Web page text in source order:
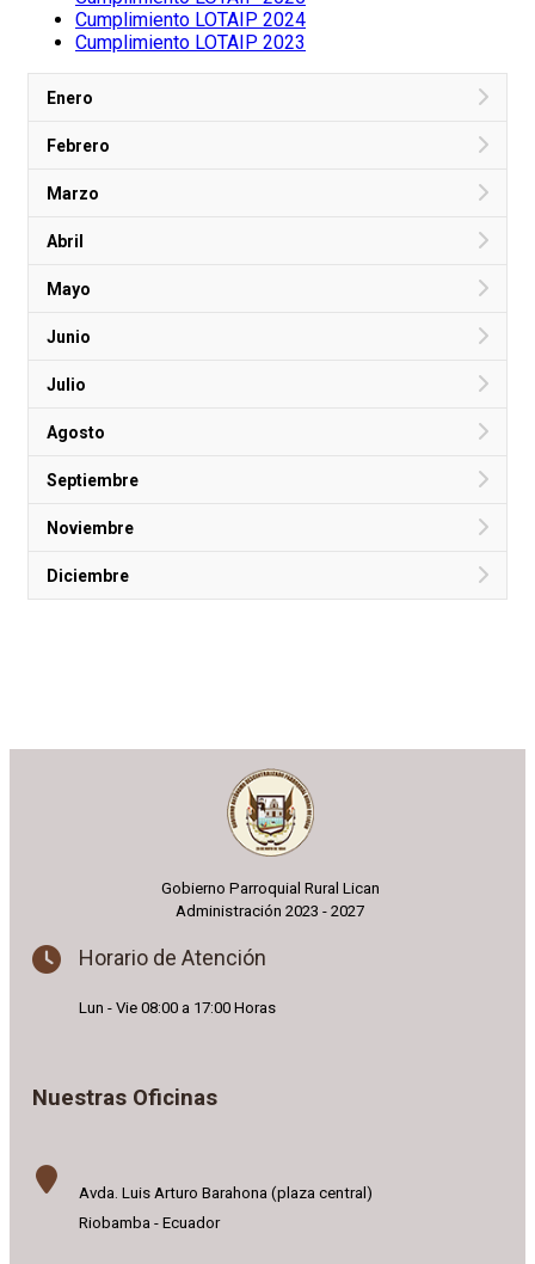
Cumplimiento LOTAIP 2024
Cumplimiento LOTAIP 2023
Enero
Febrero
Marzo
Abril
Mayo
Junio
Julio
Agosto
Septiembre
Noviembre
Diciembre
Gobierno Parroquial Rural Lican
Administración 2023 - 2027
Horario de Atención
Lun - Vie 08:00 a 17:00 Horas
Nuestras Oficinas
Avda. Luis Arturo Barahona (plaza central)
Riobamba - Ecuador